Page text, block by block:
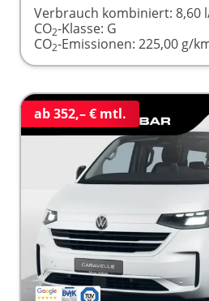
Verbrauch kombiniert: 8,60
CO2-Klasse: G
CO2-Emissionen: 225,00 g/
ab 352,– € mtl.